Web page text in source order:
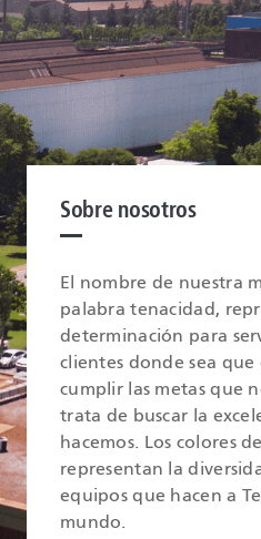
Sobre nosotros
El nombre de nuestra
palabra tenacidad,
determinación para
clientes donde sea que
cumplir las metas que
trata de buscar la
hacemos. Los colores
representan la
equipos que hacen a
mundo.